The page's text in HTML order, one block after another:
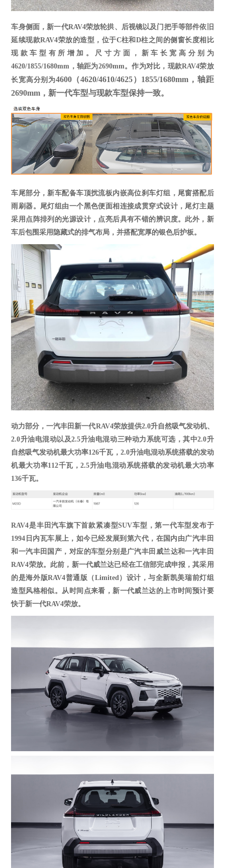
车身侧面，新一代RAV4荣放轮拱、后视镜以及门把手等部件依旧
延续现款RAV4荣放的造型，位于C柱和D柱之间的侧窗长度相比
现款车型有所增加。尺寸方面，新车长宽高分别为
4620/1855/1680mm，轴距为2690mm。作为对比，现款RAV4荣放
长宽高分别为4600（4620/4610/4625） 1855/1680mm，轴距
2690mm，新一代车型与现款车型保持一致。
车尾部分，新车配备车顶扰流板内嵌高位刹车灯组，尾窗搭配后
雨刷器。尾灯组由一个黑色便面相连接成贯穿式设计，尾灯主题
采用点阵排列的光源设计，点亮后具有不错的辨识度。 此外， 新
车后包围采用隐藏式的排气布局，并搭配宽厚的银色后护板。
动力部分，一汽丰田新一代RAV4荣放提供2.0升自然吸气发动机、
2.0升油电混动以及2.5升油电混动三种动力系统可选，其中2.0升
自然吸气发动机最大功率126千瓦 ， 2.0升油电混动系统搭载的发动
机最大功率112千瓦 ，2.5升油电混动系统搭载的发动机最大功率
136千瓦。
RAV4是丰田汽车旗下首款紧凑型SUV车型，第一代车型发布于
1994日内瓦车展上， 如今已经发展到 第六代， 在国内 由广汽丰田
和一汽丰田国产， 对应的车型分别是广汽丰田 威兰达和一汽丰田
RAV4荣放。此前，新一代威兰达已经在工信部完成申报，其采用
的是海外版RAV4普通版（Limited） 设计，与全新凯美瑞前灯组
造型风格相似。从时间点来看，新一代威兰达的上市时间预计要
快于新一代RAV4荣放。